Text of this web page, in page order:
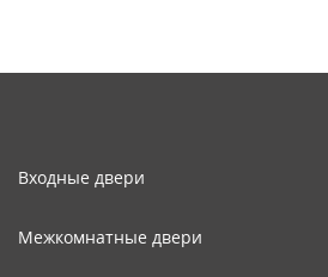
Входные двери
Межкомнатные двери